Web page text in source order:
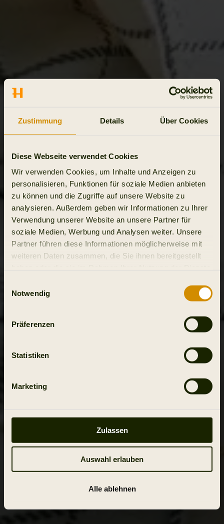
Zustimmung Details Über Cookies
Diese Webseite verwendet Cookies
Wir verwenden Cookies, um Inhalte und Anzeigen zu
personalisieren, Funktionen für soziale Medien anbieten
zu können und die Zugriffe auf unsere Website zu
analysieren. Außerdem geben wir Informationen zu Ihrer
Verwendung unserer Website an unsere Partner für
soziale Medien, Werbung und Analysen weiter. Unsere
Partner führen diese Informationen möglicherweise mit
weiteren Daten zusammen, die Sie ihnen bereitgestellt
Notwendig
Präferenzen
Statistiken
Marketing
Zulassen
Auswahl erlauben
Alle ablehnen